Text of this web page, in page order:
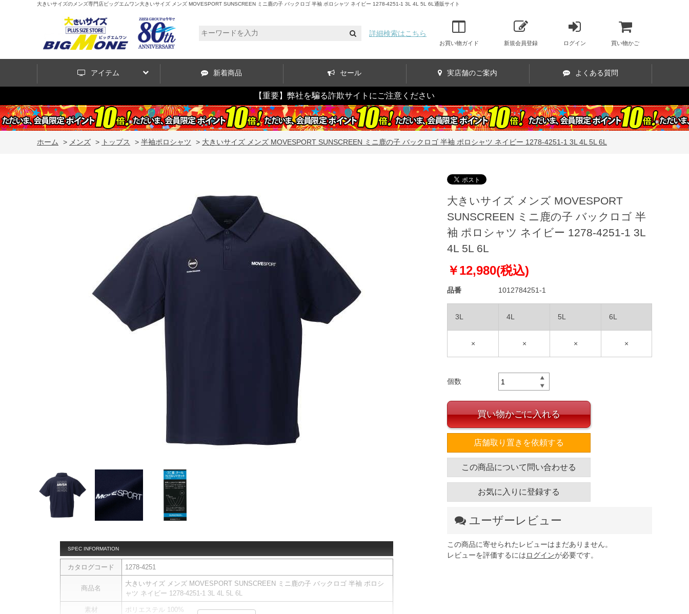
大きいサイズのメンズ専門店ビッグエムワン大きいサイズ メンズ MOVESPORT SUNSCREEN ミニ鹿の子 バックロゴ 半袖 ポロシャツ ネイビー 1278-4251-1 3L 4L 5L 6L通販サイト
詳細検索はこちら
お買い物ガイド 新規会員登録 ログイン 買い物かご
アイテム 新着商品 セール 実店舗のご案内 よくある質問
【重要】弊社を騙る詐欺サイトにご注意ください
ホーム > メンズ > トップス > 半袖ポロシャツ > 大きいサイズ メンズ MOVESPORT SUNSCREEN ミニ鹿の子 バックロゴ 半袖 ポロシャツ ネイビー 1278-4251-1 3L 4L 5L 6L
SPEC INFORMATION
カタログコード 1278-4251
商品名
大きいサイズ メンズ MOVESPORT SUNSCREEN ミニ鹿の子 バックロゴ 半袖 ポロシ
ャツ ネイビー 1278-4251-1 3L 4L 5L 6L
素材 ポリエステル 100%
大きいサイズ メンズ MOVESPORT
SUNSCREEN ミニ鹿の子 バックロゴ 半
袖 ポロシャツ ネイビー 1278-4251-1 3L
4L 5L 6L
￥12,980(税込)
品番 1012784251-1
3L 4L 5L 6L
× × × ×
個数
買い物かごに入れる
店舗取り置きを依頼する
この商品について問い合わせる
お気に入りに登録する
ユーザーレビュー
この商品に寄せられたレビューはまだありません。
レビューを評価するにはログインが必要です。